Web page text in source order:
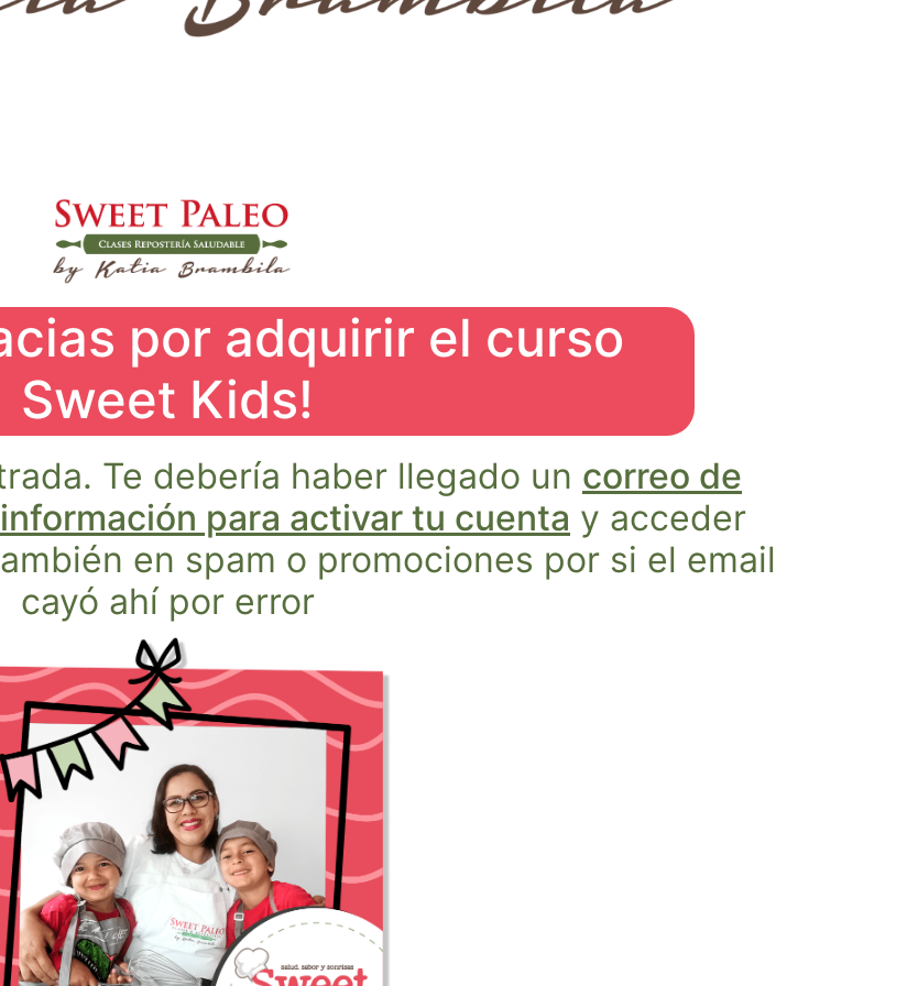
por adquirir el curso
Sweet Kids!
Te debería haber llegado un correo de
para activar tu cuenta y acceder
en spam o promociones por si el email
cayó ahí por error